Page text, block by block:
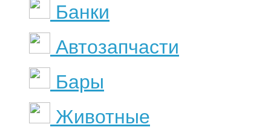
Банки
Автозапчасти
Бары
Животные